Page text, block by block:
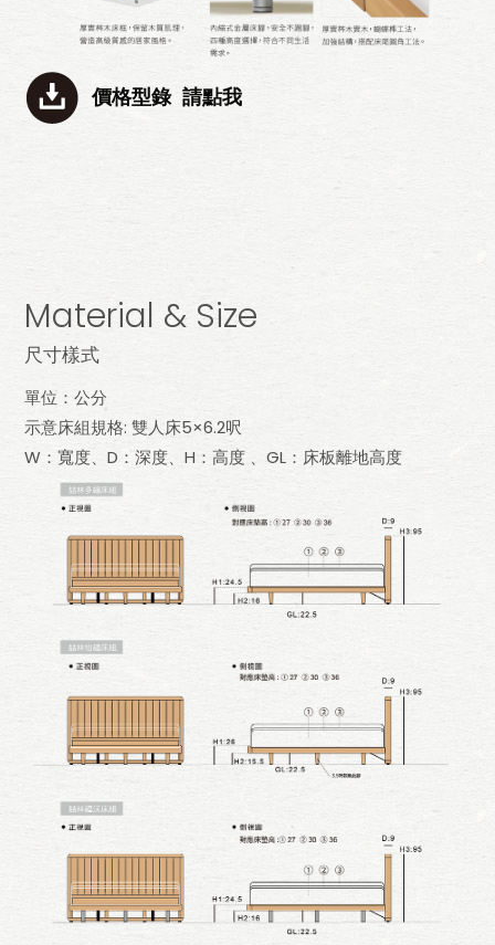
價格型錄 請點我
Material & Size
尺寸樣式
單位：公分
示意床組規格: 雙人床5×6.2呎
W：寬度、D：深度、H：高度 、GL：床板離地高度